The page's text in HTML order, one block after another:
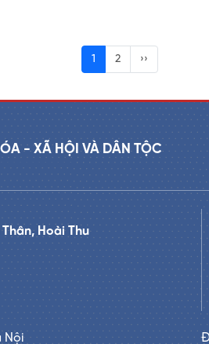
1 2 ››
- XÃ HỘI VÀ DÂN TỘC
Hoài Thu
Nội